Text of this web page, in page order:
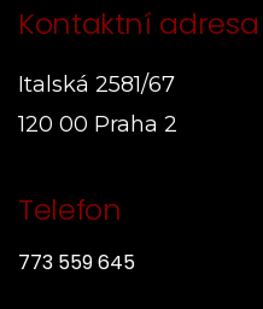
Kontaktní adresa
Italská 2581/67
120 00 Praha 2
Telefon
773 559 645